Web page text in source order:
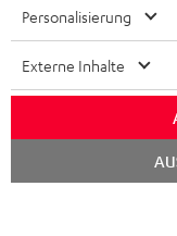
NEUHEITEN
UNSERE WERTE
BILDUNGSRABATT
Technische Änderungen,
Fotos abgebildete
Entsorgungsgebühren für
Vertrag widerrufen
Personalisierung
Externe Inhalte